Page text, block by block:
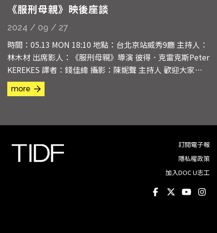
《服刑母親》映後座談
2024 / 09 / 27
時間：05.13 MON 18:10 地點：台北京站威秀9廳 主持人：
林木材 出席影人：《服刑母親》導演 彼得．克雷克斯Peter
KEREKES 譯者：錢佳緯 攝影：陳妮聲 主持人 歡迎大家來
看TIDF，我們先掌聲歡迎導演（掌聲）好，謝謝大家！首
先，應該有些人看過Peter的前幾部作品，我先來問個問
more
訂閱電子報
隱私權政策
加入DOC U志工